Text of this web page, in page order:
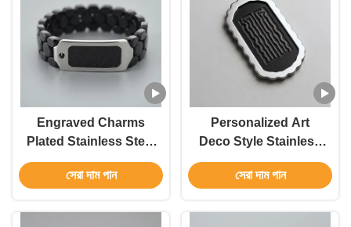
Engraved Charms
Plated Stainless Steel
Bracelet Men Jewelry
Designs
সেরা দাম পান
Personalized Art
Deco Style Stainless
Steel Men's Pendant
সেরা দাম পান